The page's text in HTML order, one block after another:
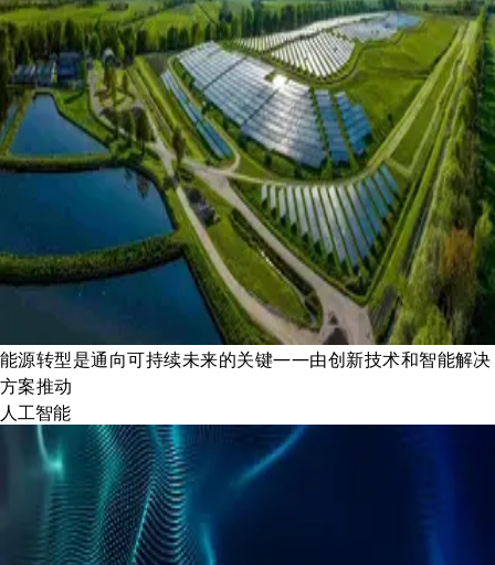
能源转型是通向可持续未来的关键——由创新技术和智能解决
方案推动
人工智能